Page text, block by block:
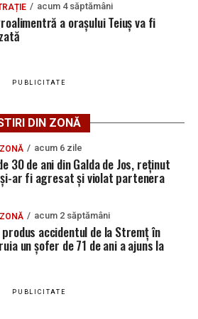
în Galda de Jos, disponibile la 4
Alba a publicat lista posturilor
ani din Galda de Jos, reținut după
și violat partenera
teiusinfo.ro ca sursă
pe Google
Unirea pe Social Media
WhatsApp Facebook
de euro, la Teiuș. Familia
acum 4 săptămâni
a orașului Teiuș va fi
PUBLICITATE
DIN ZONĂ
acum 6 zile
30 de ani din Galda de Jos, reținut
și-ar fi agresat și violat partenera
acum 2 săptămâni
produs accidentul de la Stremț în
un șofer de 71 de ani a ajuns la
PUBLICITATE